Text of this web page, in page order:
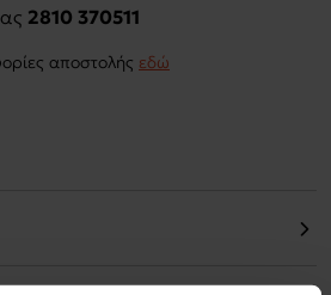
2810 370511
αποστολής εδώ